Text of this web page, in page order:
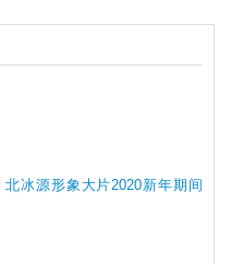
北冰源形象大片2020新年期间